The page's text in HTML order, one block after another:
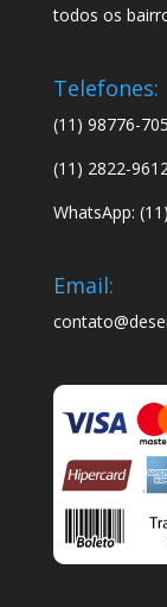
todos os
Telefones:
(11) 98776-
(11) 2822-
WhatsApp:
Email: